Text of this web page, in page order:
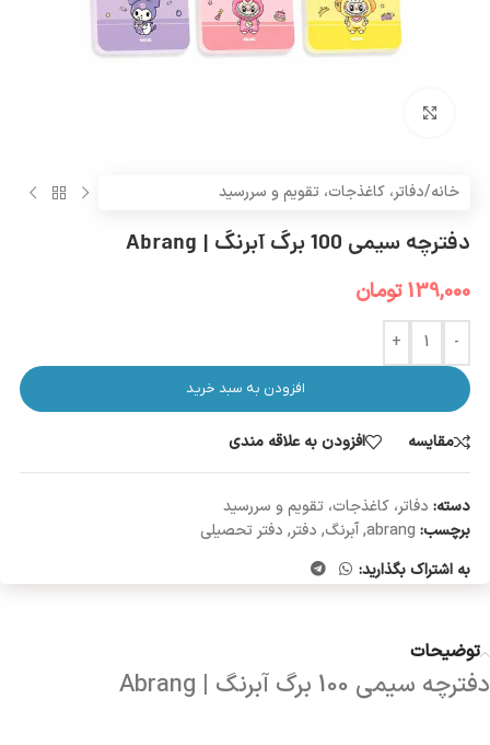
خانه/دفاتر، کاغذجات، تقویم و سررسید
دفترچه سیمی 100 برگ آبرنگ | Abrang
139,000 تومان
-
+
افزودن به سبد خرید
مقایسه افزودن به علاقه مندی
دسته: دفاتر، کاغذجات، تقویم و سررسید
برچسب: abrang
,آبرنگ, دفتر, دفتر تحصیلی
به اشتراک بگذارید:
توضیحات
دفترچه سیمی 100 برگ آبرنگ | Abrang